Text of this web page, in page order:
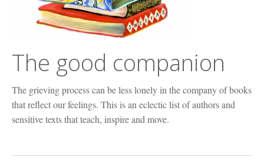
The good companion
The grieving process can be less lonely in the company of books
that reflect our feelings. This is an eclectic list of authors and
sensitive texts that teach, inspire and move.